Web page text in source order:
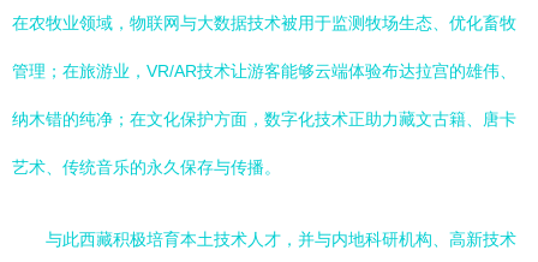
在农牧业领域，物联网与大数据技术被用于监测牧场生态、优化畜牧
管理；在旅游业，VR/AR技术让游客能够云端体验布达拉宫的雄伟、
纳木错的纯净；在文化保护方面，数字化技术正助力藏文古籍、唐卡
艺术、传统音乐的永久保存与传播。
与此西藏积极培育本土技术人才，并与内地科研机构、高新技术